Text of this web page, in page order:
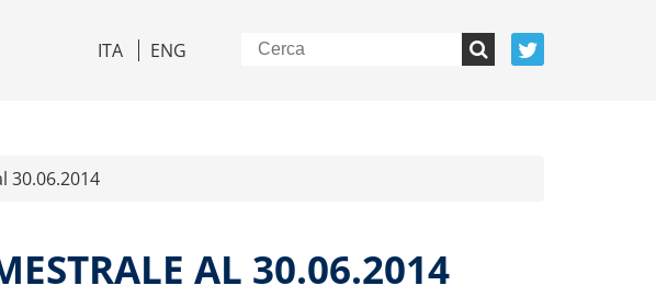
ITA ENG
30.06.2014
AL 30.06.2014